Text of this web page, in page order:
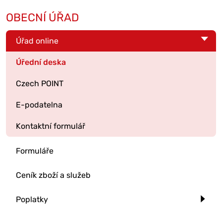
OBECNÍ ÚŘAD
Úřad online
Úřední deska
Czech POINT
E-podatelna
Kontaktní formulář
Formuláře
Ceník zboží a služeb
Poplatky